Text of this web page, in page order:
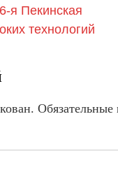
я Пекинская
технологий